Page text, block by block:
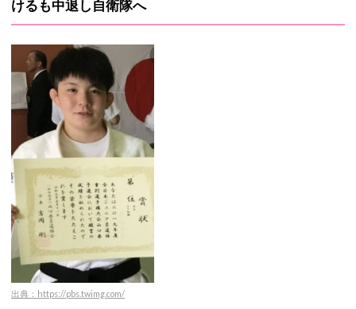
けるも中退し自衛隊へ
出典：https://pbs.twimg.com/